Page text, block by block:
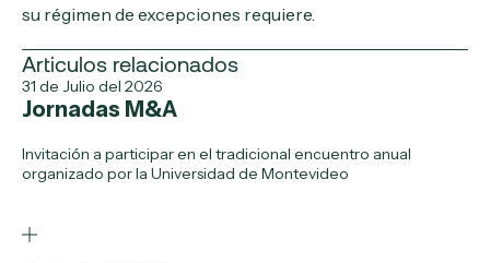
su régimen de excepciones requiere.
Articulos relacionados
31 de Julio del 2026
Jornadas M&A
Invitación a participar en el tradicional encuentro anual
organizado por la Universidad de Montevideo